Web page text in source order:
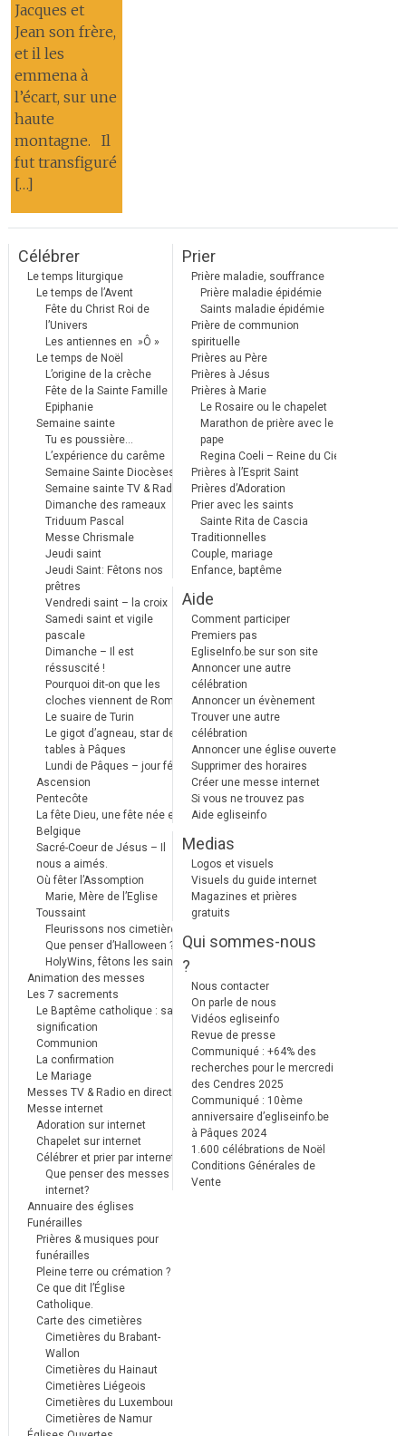
Jacques et
Jean son frère,
et il les
emmena à
l’écart, sur une
haute
montagne. Il
fut transfiguré
[…]
Célébrer
Le temps liturgique
Le temps de l’Avent
Fête du Christ Roi de
l’Univers
Les antiennes en »Ô »
Le temps de Noël
L’origine de la crèche
Fête de la Sainte Famille
Epiphanie
Semaine sainte
Tu es poussière…
L’expérience du carême
Semaine Sainte Diocèses
Semaine sainte TV & Radio
Dimanche des rameaux
Triduum Pascal
Messe Chrismale
Jeudi saint
Jeudi Saint: Fêtons nos
prêtres
Vendredi saint – la croix
Samedi saint et vigile
pascale
Dimanche – Il est
réssuscité !
Pourquoi dit-on que les
cloches viennent de Rome ?
Le suaire de Turin
Le gigot d’agneau, star des
tables à Pâques
Lundi de Pâques – jour férié
Ascension
Pentecôte
La fête Dieu, une fête née en
Belgique
Sacré-Coeur de Jésus – Il
nous a aimés.
Où fêter l’Assomption
Marie, Mère de l’Eglise
Toussaint
Fleurissons nos cimetières
Que penser d’Halloween ?
HolyWins, fêtons les saints !
Animation des messes
Les 7 sacrements
Le Baptême catholique : sa
signification
Communion
La confirmation
Le Mariage
Messes TV & Radio en direct
Messe internet
Adoration sur internet
Chapelet sur internet
Célébrer et prier par internet
Que penser des messes
internet?
Annuaire des églises
Funérailles
Prières & musiques pour
funérailles
Pleine terre ou crémation ?
Ce que dit l’Église
Catholique.
Carte des cimetières
Cimetières du Brabant-
Wallon
Cimetières du Hainaut
Cimetières Liégeois
Cimetières du Luxembourg
Cimetières de Namur
Prier
Prière maladie, souffrance
Prière maladie épidémie
Saints maladie épidémie
Prière de communion
spirituelle
Prières au Père
Prières à Jésus
Prières à Marie
Le Rosaire ou le chapelet
Marathon de prière avec le
pape
Regina Coeli – Reine du Ciel
Prières à l’Esprit Saint
Prières d’Adoration
Prier avec les saints
Sainte Rita de Cascia
Traditionnelles
Couple, mariage
Enfance, baptême
Aide
Comment participer
Premiers pas
EgliseInfo.be sur son site
Annoncer une autre
célébration
Annoncer un évènement
Trouver une autre
célébration
Annoncer une église ouverte
Supprimer des horaires
Créer une messe internet
Si vous ne trouvez pas
Aide egliseinfo
Medias
Logos et visuels
Visuels du guide internet
Magazines et prières
gratuits
Qui sommes-nous
?
Nous contacter
On parle de nous
Vidéos egliseinfo
Revue de presse
Communiqué : +64% des
recherches pour le mercredi
des Cendres 2025
Communiqué : 10ème
anniversaire d’egliseinfo.be
à Pâques 2024
1.600 célébrations de Noël
Conditions Générales de
Vente